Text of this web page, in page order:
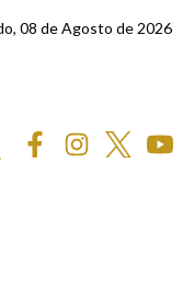
08 de Agosto de 2026